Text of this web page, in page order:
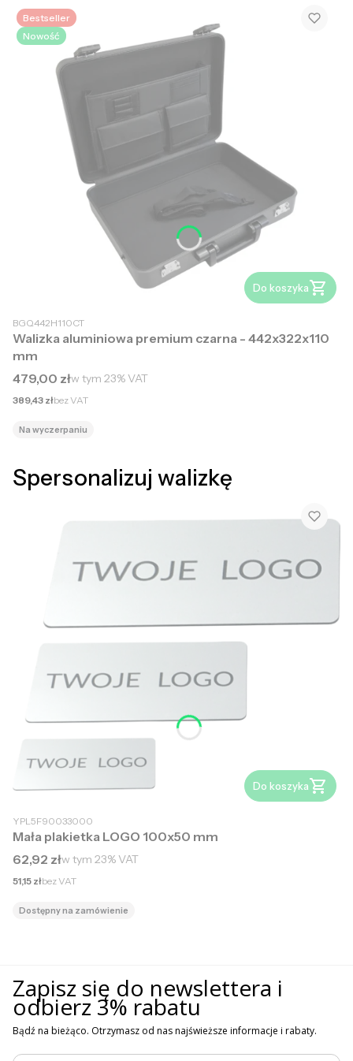
Bestseller
Nowość
Do koszyka
BGQ442H110CT
Walizka aluminiowa premium czarna - 442x322x110
mm
Cena brutto
479,00 złw tym 23%VAT
Cena netto
389,43 złbez VAT
Na wyczerpaniu
Spersonalizuj walizkę
Do koszyka
YPL5F90033000
Mała plakietka LOGO 100x50 mm
Cena brutto
62,92 złw tym 23%VAT
Cena netto
51,15 złbez VAT
Dostępny na zamówienie
Zapisz się do newslettera i
odbierz 3% rabatu
Bądź na bieżąco. Otrzymasz od nas najświeższe informacje i rabaty.